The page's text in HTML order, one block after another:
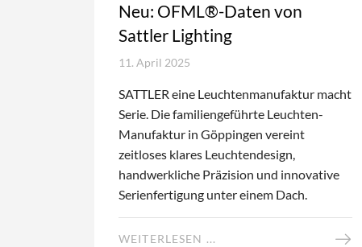
Neu: OFML®-Daten von
Sattler Lighting
11. April 2025
SATTLER eine Leuchtenmanufaktur macht
Serie. Die familiengeführte Leuchten-
Manufaktur in Göppingen vereint
zeitloses klares Leuchtendesign,
handwerkliche Präzision und innovative
Serienfertigung unter einem Dach.
WEITERLESEN ...